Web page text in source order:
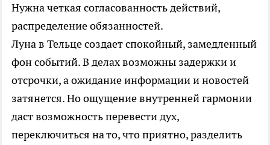
Нужна четкая согласованность действий,
распределение обязанностей.
Луна в Тельце создает спокойный, замедленный
фон событий. В делах возможны задержки и
отсрочки, а ожидание информации и новостей
затянется. Но ощущение внутренней гармонии
даст возможность перевести дух,
переключиться на то, что приятно, разделить